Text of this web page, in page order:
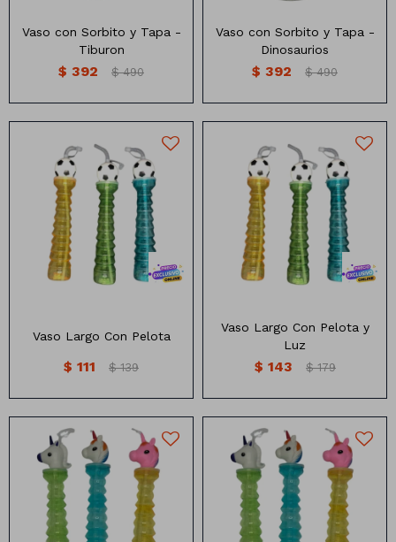
Vaso con Sorbito y Tapa -
Tiburon
$ 392 $ 490
Vaso con Sorbito y Tapa -
Dinosaurios
$ 392 $ 490
Vaso Largo con Pelota
Diferentes colores
Vaso Largo Con Pelota
$ 111 $ 139
Vaso Largo con pelota y luz
Diferentes colores
Vaso Largo Con Pelota y
Luz
$ 143 $ 179
Vaso Largo Diseño Unicornio
varios colores
Vaso Largo Unicornio Con Luz
Pizarrones